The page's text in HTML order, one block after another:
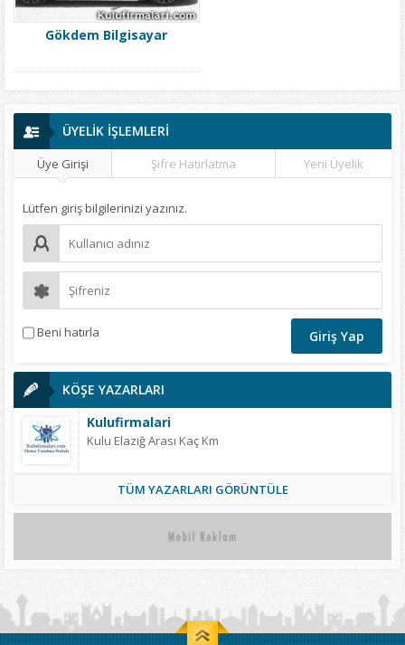
Gökdem Bilgisayar
ÜYELİK İŞLEMLERİ
Üye Girişi Şifre Hatırlatma Yeni Üyelik
Lütfen giriş bilgilerinizi yazınız.
Beni hatırla
KÖŞE YAZARLARI
Kulufirmalari
Kulu Elazığ Arası Kaç Km
TÜM YAZARLARI GÖRÜNTÜLE